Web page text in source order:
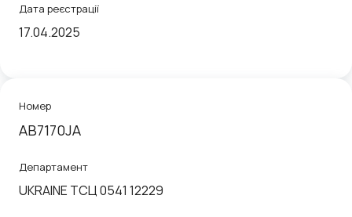
Дата реєстрації
17.04.2025
Номер
АВ7170JА
Департамент
UKRAINE ТСЦ 0541 12229